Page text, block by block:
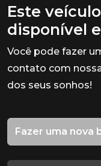
Este
disponível
Você pode fazer
contato com
dos seus sonhos!
Fazer uma nova